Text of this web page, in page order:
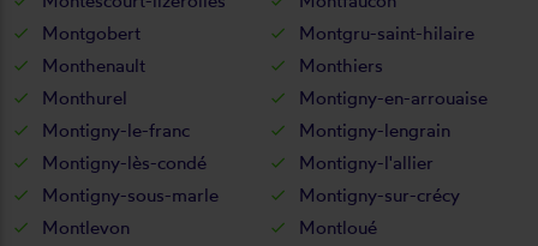
Montgobert
Montgru-saint-hilaire
Monthenault
Monthiers
Monthurel
Montigny-en-arrouaise
Montigny-le-franc
Montigny-lengrain
Montigny-lès-condé
Montigny-l'allier
Montigny-sous-marle
Montigny-sur-crécy
Montlevon
Montloué